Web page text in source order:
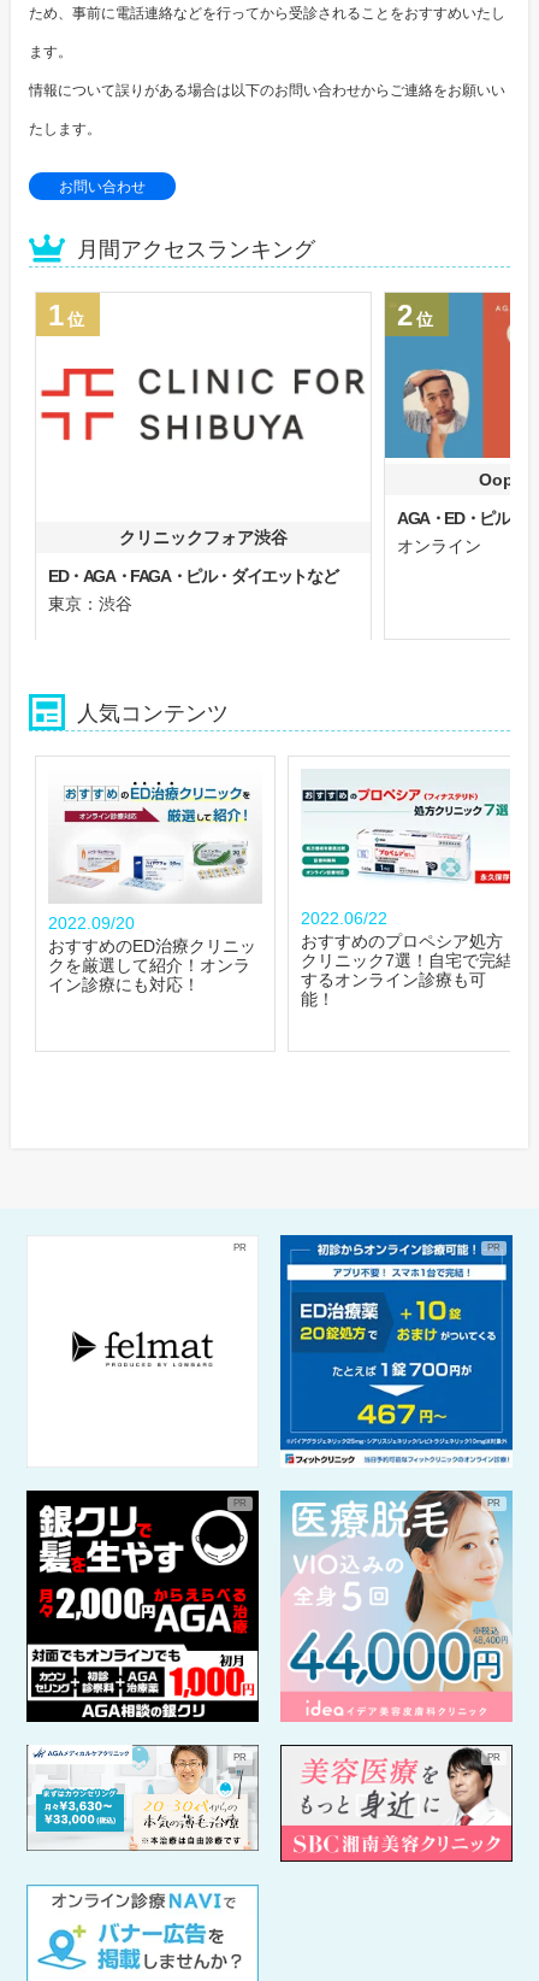
ため、事前に電話連絡などを行ってから受診されることをおすすめいたし
ます。
情報について誤りがある場合は以下のお問い合わせからご連絡をお願いい
たします。
お問い合わせ
月間アクセスランキング
1位
クリニックフォア渋谷
ED・AGA・FAGA・ピル・ダイエットなど
東京：渋谷
2位
Oops
AGA・ED・ピル
オンライン
人気コンテンツ
2022.09/20
おすすめのED治療クリニッ
クを厳選して紹介！オンラ
イン診療にも対応！
2022.06/22
おすすめのプロペシア処方
クリニック7選！自宅で完結
するオンライン診療も可
能！